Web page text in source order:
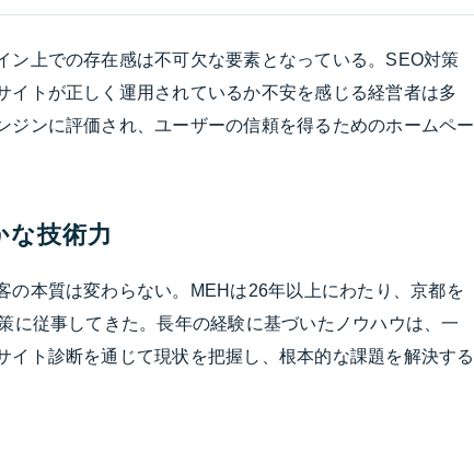
上での存在感は不可欠な要素となっている。SEO対策
トが正しく運用されているか不安を感じる経営者は多
ンに評価され、ユーザーの信頼を得るためのホームペー
な技術力
の本質は変わらない。MEHは26年以上にわたり、京都を
に従事してきた。長年の経験に基づいたノウハウは、一
ト診断を通じて現状を把握し、根本的な課題を解決する